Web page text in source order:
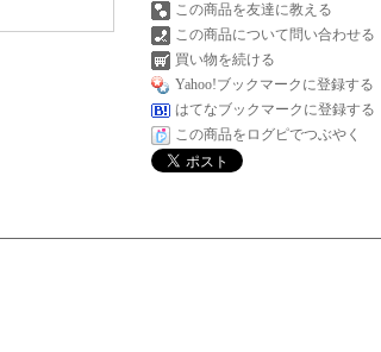
この商品を友達に教える
この商品について問い合わせる
買い物を続ける
Yahoo!ブックマークに登録する
はてなブックマークに登録する
この商品をログピでつぶやく